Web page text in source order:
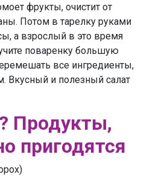
фрукты, очистит от
Потом в тарелку руками
а взрослый в это время
поваренку большую
все ингредиенты,
Вкусный и полезный салат
Продукты,
пригодятся